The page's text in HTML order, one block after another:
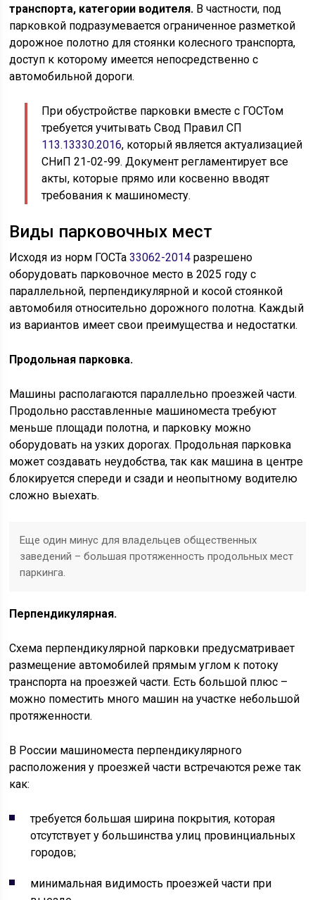
транспорта, категории водителя. В частности, под
парковкой подразумевается ограниченное разметкой
дорожное полотно для стоянки колесного транспорта,
доступ к которому имеется непосредственно с
автомобильной дороги.
При обустройстве парковки вместе с ГОСТом
требуется учитывать Свод Правил СП
113.13330.2016, который является актуализацией
СНиП 21-02-99. Документ регламентирует все
акты, которые прямо или косвенно вводят
требования к машиноместу.
Виды парковочных мест
Исходя из норм ГОСТа33062-2014 разрешено
оборудовать парковочное место в 2025 году с
параллельной, перпендикулярной и косой стоянкой
автомобиля относительно дорожного полотна. Каждый
из вариантов имеет свои преимущества и недостатки.
Продольная парковка.
Машины располагаются параллельно проезжей части.
Продольно расставленные машиноместа требуют
меньше площади полотна, и парковку можно
оборудовать на узких дорогах. Продольная парковка
может создавать неудобства, так как машина в центре
блокируется спереди и сзади и неопытному водителю
сложно выехать.
Еще один минус для владельцев общественных
заведений – большая протяженность продольных мест
паркинга.
Перпендикулярная.
Схема перпендикулярной парковки предусматривает
размещение автомобилей прямым углом к потоку
транспорта на проезжей части. Есть большой плюс –
можно поместить много машин на участке небольшой
протяженности.
В России машиноместа перпендикулярного
расположения у проезжей части встречаются реже так
как:
требуется большая ширина покрытия, которая
отсутствует у большинства улиц провинциальных
городов;
минимальная видимость проезжей части при